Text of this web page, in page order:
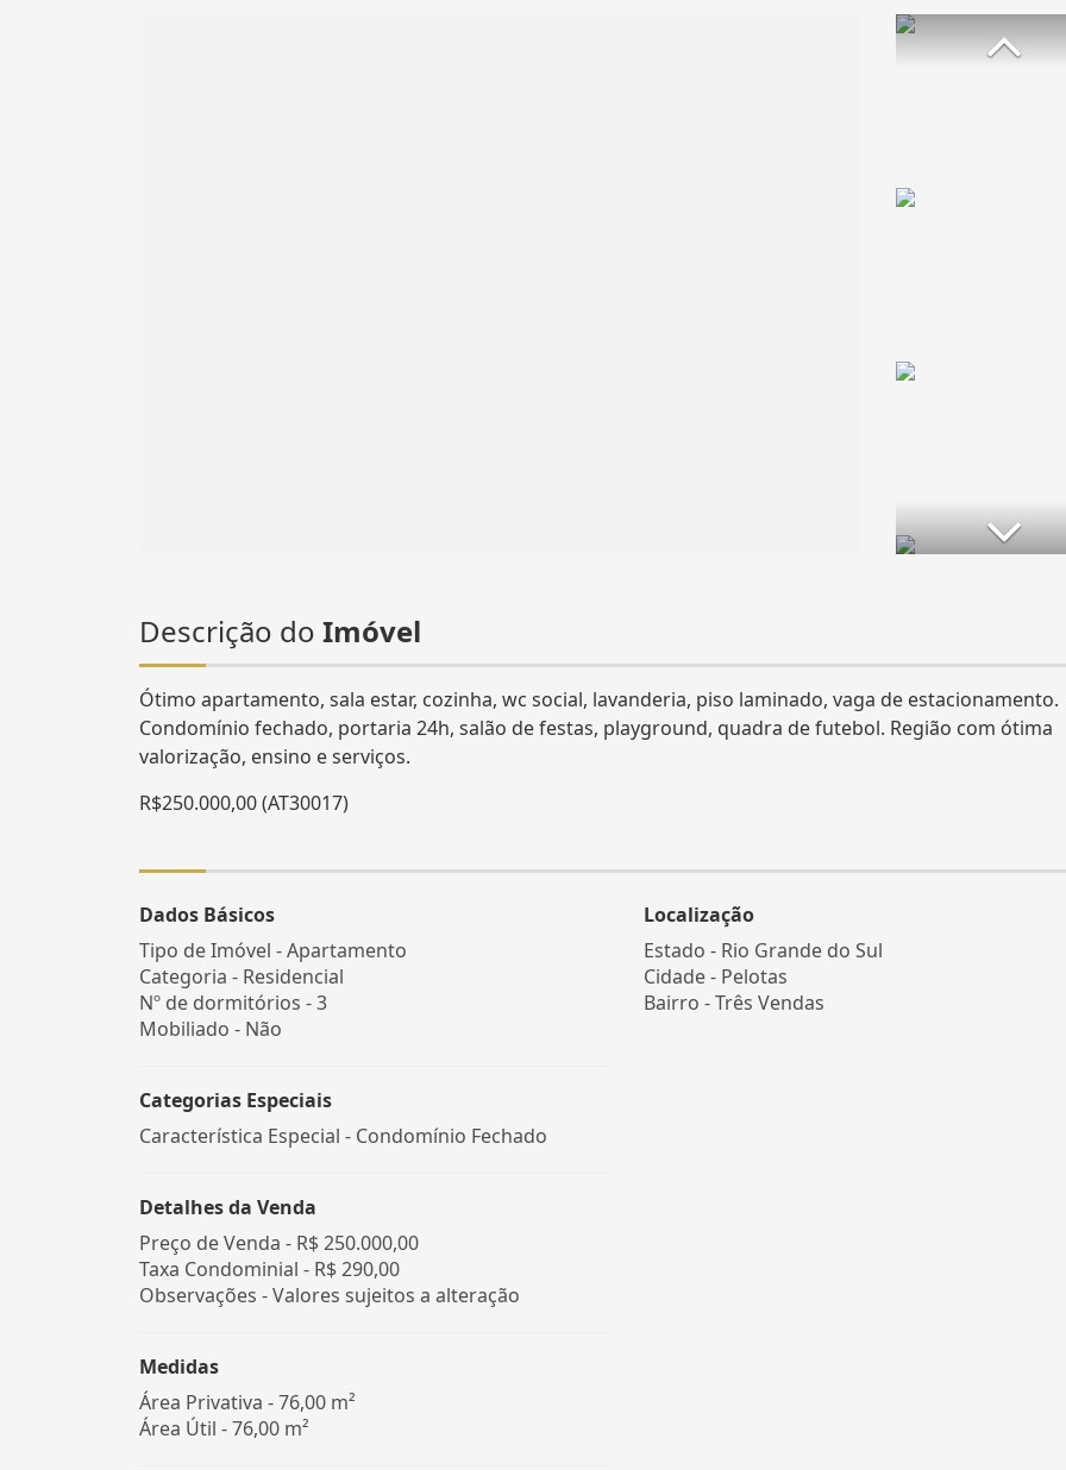
Descrição do Imóvel
Ótimo apartamento, sala estar, cozinha, wc social, lavanderia, piso laminado, vaga de estacionamento.
Condomínio fechado, portaria 24h, salão de festas, playground, quadra de futebol. Região com ótima
valorização, ensino e serviços.
R$250.000,00 (AT30017)
Dados Básicos
Tipo de Imóvel - Apartamento
Categoria - Residencial
Nº de dormitórios - 3
Mobiliado - Não
Categorias Especiais
Característica Especial - Condomínio Fechado
Detalhes da Venda
Preço de Venda - R$ 250.000,00
Taxa Condominial - R$ 290,00
Observações - Valores sujeitos a alteração
Medidas
Área Privativa - 76,00 m²
Área Útil - 76,00 m²
Localização
Estado - Rio Grande do Sul
Cidade - Pelotas
Bairro -Três Vendas